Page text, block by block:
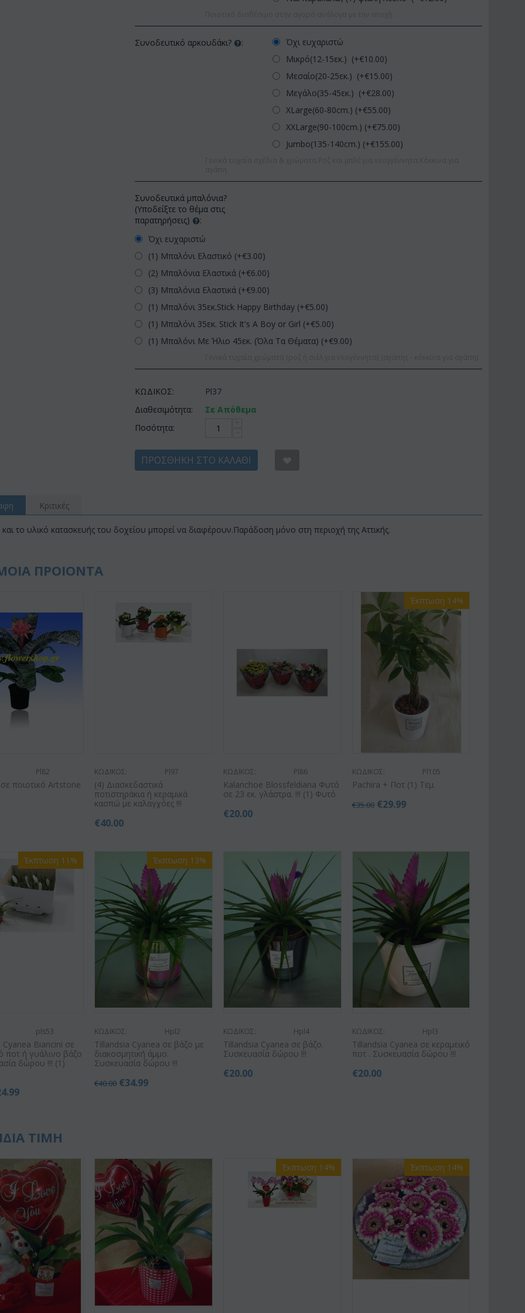
Συνοδευτικό αρκουδάκι? :
Όχι ευχαριστώ
Μικρό(12-15εκ.) (+€10.00)
Μεσαίο(20-25εκ.) (+€15.00)
Μεγάλο(35-45εκ.) (+€28.00)
XLarge(60-80cm.) (+€55.00)
XXLarge(90-100cm.) (+€75.00)
Jumbo(135-140cm.) (+€155.00)
Συνοδευτικά μπαλόνια?
(Υποδείξτε το θέμα στις
παρατηρήσεις)
:
Όχι ευχαριστώ
(1) Μπαλόνι Ελαστικό (+€3.00)
(2) Μπαλόνια Ελαστικά (+€6.00)
(3) Μπαλόνια Ελαστικά (+€9.00)
(1) Μπαλόνι 35εκ.Stick Happy Birthday (+€5.00)
(1) Μπαλόνι 35εκ. Stick It's A Boy or Girl (+€5.00)
(1) Μπαλόνι Με Ήλιο 45εκ. (Όλα Τα Θέματα) (+€9.00)
ΚΩΔΙΚΟΣ:
Pl37
Διαθεσιμότητα:
Σε Απόθεμα
Ποσότητα:
ΠΡΟΣΘΉΚΗ ΣΤΟ ΚΑΛΆΘΙ
Κριτικές
το υλικό κατασκευής του δοχείου μπορεί να διαφέρουν.Παράδοση μόνο στη περιοχή της Αττικής.
ΠΡΟΙΟΝΤΑ
Pl82
ποιοτικό Artstone
ΚΩΔΙΚΟΣ: Pl97
(4) Διασκεδαστικά
ποτιστηράκια ή κεραμικά
κασπώ με καλαγχόες !!!
€40.00
ΚΩΔΙΚΟΣ: Pl86
Kalanchoe Blossfeldiana Φυτό
σε 23 εκ. γλάστρα. !!! (1) Φυτό
€20.00
Έκπτωση 14%
ΚΩΔΙΚΟΣ: Pl105
Pachira + Ποτ (1) Τεμ.
€35.00 €29.99
Έκπτωση 11%
pls53
Cyanea Biancini σε
ποτ ή γυάλινο βάζο
δώρου !!! (1)
Έκπτωση 13%
ΚΩΔΙΚΟΣ: Hpl2
Tillandsia Cyanea σε βάζο με
διακοσμητική άμμο.
Συσκευασία δώρου !!!
€40.00 €34.99
ΚΩΔΙΚΟΣ: Hpl4
Tillandsia Cyanea σε βάζο.
Συσκευασία δώρου !!!
€20.00
ΚΩΔΙΚΟΣ: Hpl3
Tillandsia Cyanea σε κεραμεικό
ποτ . Συσκευασία δώρου !!!
€20.00
ΤΙΜΗ
Έκπτωση 14% Έκπτωση 14%